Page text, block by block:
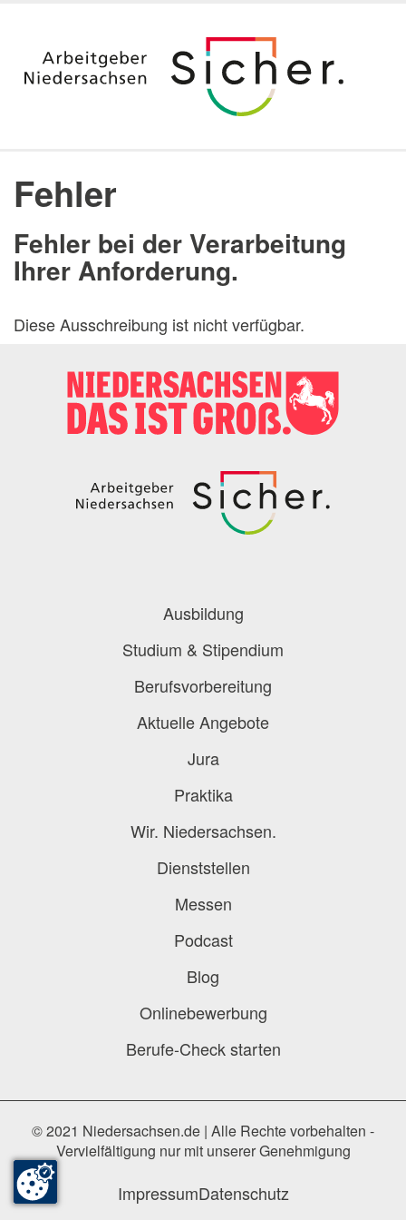
Duales Studium & Stipendium
Aktuelle Angebote
Jura
Praktika
Dienststellen
Messen
Podcast
Berufe-Check
Fehler
Fehler bei der Verarbeitung
Ihrer Anforderung.
Diese Ausschreibung ist nicht verfügbar.
Ausbildung
Studium & Stipendium
Berufsvorbereitung
Aktuelle Angebote
Jura
Praktika
Wir. Niedersachsen.
Dienststellen
Messen
Podcast
Blog
Onlinebewerbung
Berufe-Check starten
© 2021 Niedersachsen.de | Alle Rechte vorbehalten -
Vervielfältigung nur mit unserer Genehmigung
ImpressumDatenschutz